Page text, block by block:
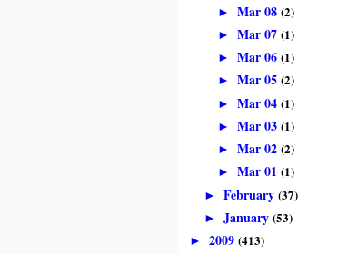
►Mar 08(2)
►Mar 07(1)
►Mar 06(1)
►Mar 05(2)
►Mar 04(1)
►Mar 03(1)
►Mar 02(2)
►Mar 01(1)
► February (37)
► January (53)
► 2009 (413)